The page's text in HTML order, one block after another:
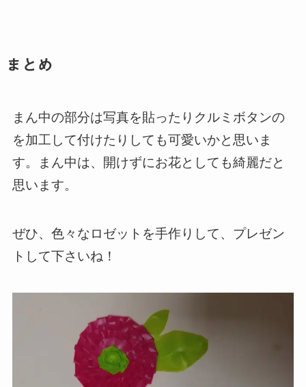
まとめ
まん中の部分は写真を貼ったりクルミボタンの
を加工して付けたりしても可愛いかと思いま
す。まん中は、開けずにお花としても綺麗だと
思います。
ぜひ、色々なロゼットを手作りして、プレゼン
トして下さいね！